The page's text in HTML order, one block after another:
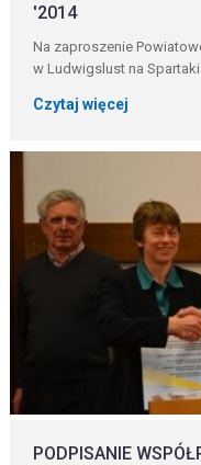
'2014
Na zaproszenie
w Ludwigslust na
Czytaj więcej
PODPISANIE